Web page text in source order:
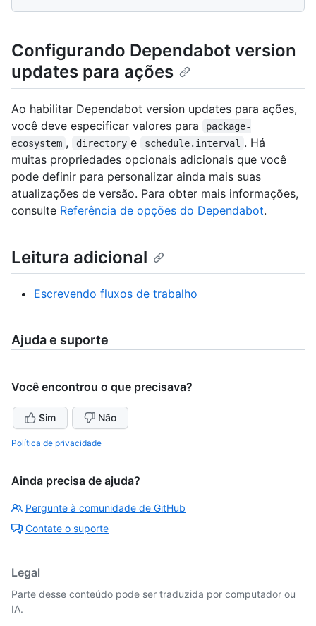
Configurando Dependabot version
updates para ações
Ao habilitar Dependabot version updates para ações,
você deve especificar valores para
package-
ecosystem , directory e schedule.interval . Há
muitas propriedades opcionais adicionais que você
pode definir para personalizar ainda mais suas
atualizações de versão. Para obter mais informações,
consulte Referência de opções do Dependabot.
Leitura adicional
Escrevendo fluxos de trabalho
Ajuda e suporte
Você encontrou o que precisava?
Sim Não
Política de privacidade
Ainda precisa de ajuda?
Pergunte à comunidade de GitHub
Contate o suporte
Legal
Parte desse conteúdo pode ser traduzida por computador ou
IA.